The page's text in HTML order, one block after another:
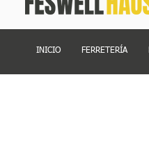
INICIO FERRETERÍA